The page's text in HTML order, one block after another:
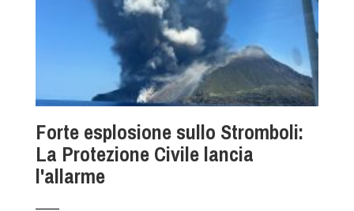
Forte esplosione sullo Stromboli:
La Protezione Civile lancia
l'allarme